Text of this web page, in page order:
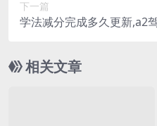
下一篇
学法减分完成多久更新,a2
相关文章